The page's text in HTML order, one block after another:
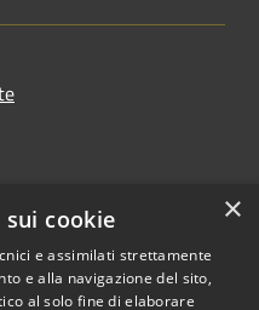
×
cookie
e assimilati strettamente
e alla navigazione del sito,
al solo fine di elaborare